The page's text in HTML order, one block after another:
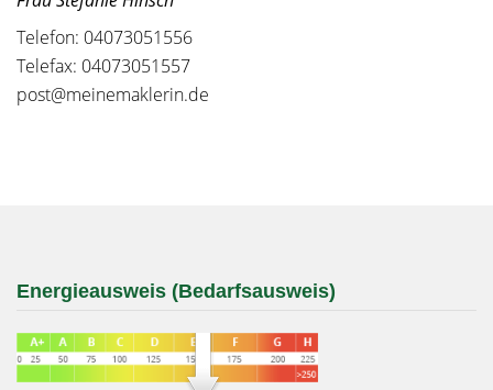
Telefon: 04073051556
Telefax: 04073051557
post@meinemaklerin.de
Energieausweis (Bedarfsausweis)